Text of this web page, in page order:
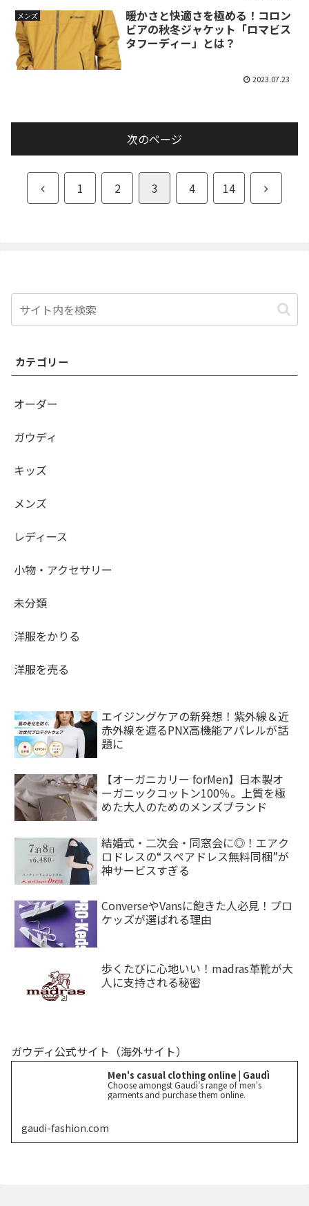
メンズ
暖かさと快適さを極める！コロン
ビアの秋冬ジャケット「ロマビス
タフーディー」とは？
2023.07.23
次のページ
前
1 2 3 4 14
次
カテゴリー
オーダー
ガウディ
キッズ
メンズ
レディース
小物・アクセサリー
未分類
洋服をかりる
洋服を売る
エイジングケアの新発想！紫外線＆近
赤外線を遮るPNX高機能アパレルが話
題に
【オーガニカリー forMen】日本製オ
ーガニックコットン100％。上質を極
めた大人のためのメンズブランド
結婚式・二次会・同窓会に◎！エアク
ロドレスの“スペアドレス無料同梱”が
神サービスすぎる
ConverseやVansに飽きた人必見！プロ
ケッズが選ばれる理由
歩くたびに心地いい！madras革靴が大
人に支持される秘密
ガウディ公式サイト（海外サイト）
Men's casual clothing online | Gaudì
Choose amongst Gaudì’s range of men's
garments and purchase them online.
gaudi-fashion.com